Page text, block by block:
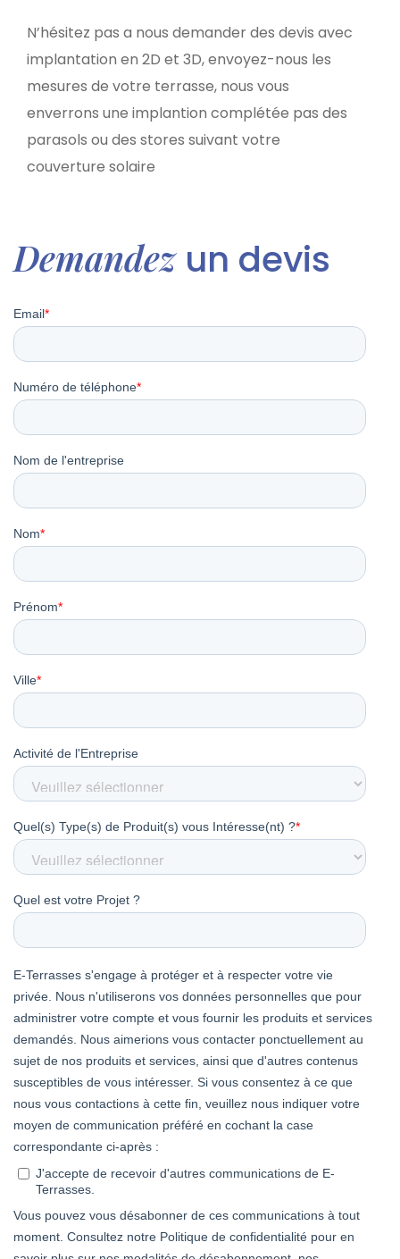
N’hésitez pas a nous demander des devis avec
implantation en 2D et 3D, envoyez-nous les
mesures de votre terrasse, nous vous
enverrons une implantion complétée pas des
parasols ou des stores suivant votre
couverture solaire
Demandez un devis